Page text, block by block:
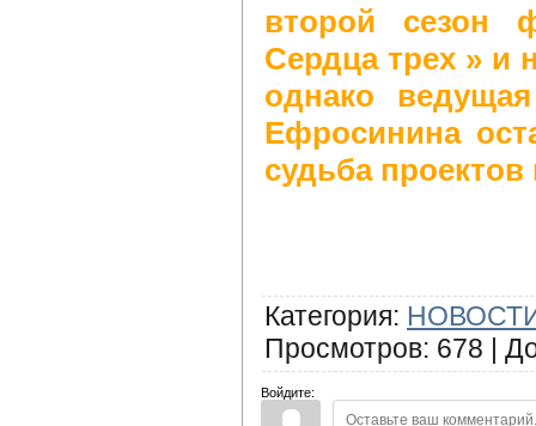
второй сезон
Сердца трех » и
однако
Ефросинина
судьба проектов
Категория:
Просмотров: 678 |
Войдите: